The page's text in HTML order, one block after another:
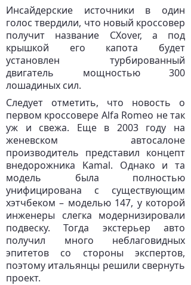
Инсайдерские источники в один
голос твердили, что новый кроссовер
получит название CXover, а под
крышкой его капота будет
установлен турбированный
двигатель мощностью 300
лошадиных сил.
Следует отметить, что новость о
первом кроссовере Alfa Romeo не так
уж и свежа. Еще в 2003 году на
женевском автосалоне
производитель представил концепт
внедорожника Kamal. Однако и та
модель была полностью
унифицирована с существующим
хэтчбеком – моделью 147, у которой
инженеры слегка модернизировали
подвеску. Тогда экстерьер авто
получил много неблаговидных
эпитетов со стороны экспертов,
поэтому итальянцы решили свернуть
проект.